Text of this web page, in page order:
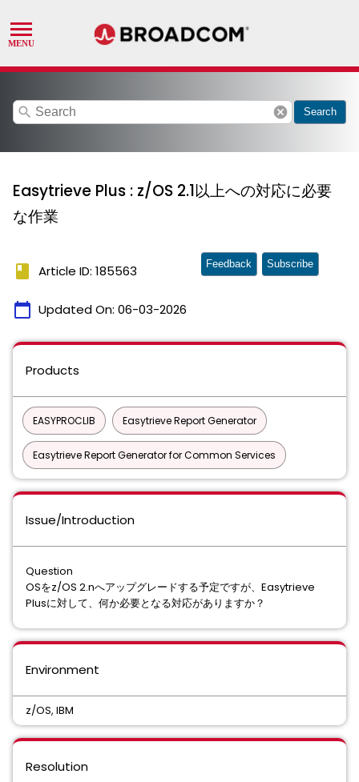
search cancel Search
Easytrieve Plus : z/OS 2.1以上への対応に必要
な作業
book Article ID: 185563
calendar_today Updated On: 06-03-2026
Feedback Subscribe
Products
EASYPROCLIB Easytrieve Report Generator
Easytrieve Report Generator for Common Services
Issue/Introduction
Question
OSをz/OS 2.nへアップグレードする予定ですが、Easytrieve
Plusに対して、何か必要となる対応がありますか？
Environment
z/OS, IBM
Resolution